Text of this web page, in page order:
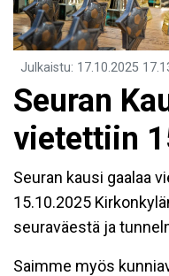
Julkaistu: 17.10.2025
Seuran
vietettiin
Seuran kausi gaalaa
15.10.2025
seuraväestä ja
Saimme myös